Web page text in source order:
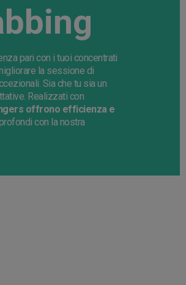
pari con i tuoi concentrati
la sessione di
Sia che tu sia un
Realizzati con
offrono efficienza e
con la nostra